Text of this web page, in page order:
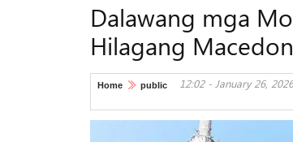
Dalawang mga
Hilagang
Home public 12:02 - January 26, 2026